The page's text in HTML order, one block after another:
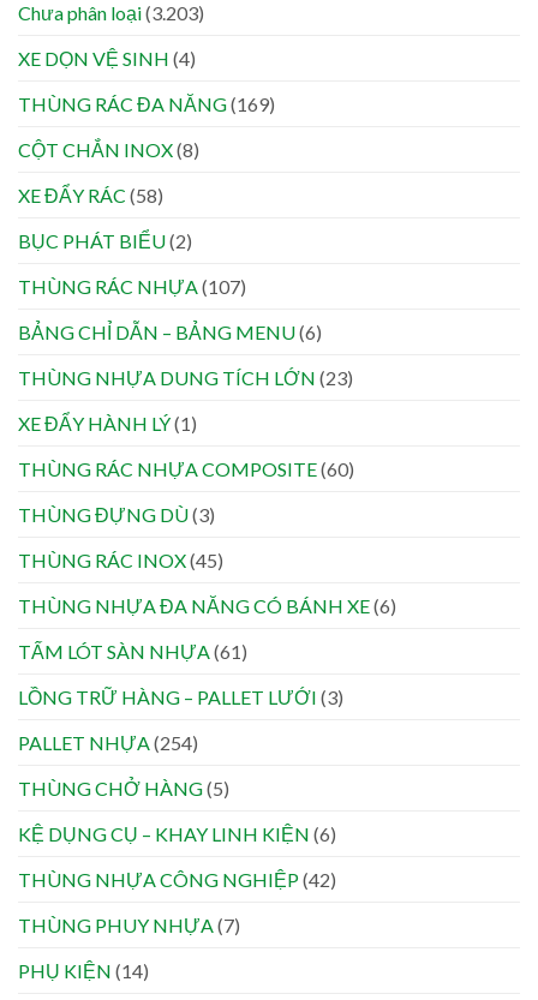
Chưa phân loại(3.203)
XE DỌN VỆ SINH (4)
THÙNG RÁC ĐA NĂNG(169)
CỘT CHẮN INOX(8)
XE ĐẨY RÁC (58)
BỤC PHÁT BIỂU(2)
THÙNG RÁC NHỰA(107)
BẢNG CHỈ DẪN – BẢNG MENU(6)
THÙNG NHỰA DUNG TÍCH LỚN (23)
XE ĐẨY HÀNH LÝ(1)
THÙNG RÁC NHỰA COMPOSITE(60)
THÙNG ĐỰNG DÙ(3)
THÙNG RÁC INOX(45)
THÙNG NHỰA ĐA NĂNG CÓ BÁNH XE(6)
TẤM LÓT SÀN NHỰA(61)
LỒNG TRỮ HÀNG – PALLET LƯỚI (3)
PALLET NHỰA(254)
THÙNG CHỞ HÀNG(5)
KỆ DỤNG CỤ – KHAY LINH KIỆN (6)
THÙNG NHỰA CÔNG NGHIỆP(42)
THÙNG PHUY NHỰA(7)
PHỤ KIỆN (14)